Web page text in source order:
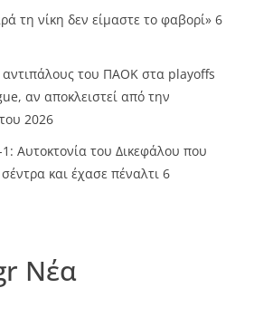
τη νίκη δεν είμαστε το φαβορί» 6
αντιπάλους του ΠΑΟΚ στα playoffs
αν αποκλειστεί από την
2026
Αυτοκτονία του Δικεφάλου που
και έχασε πέναλτι 6
Νέα